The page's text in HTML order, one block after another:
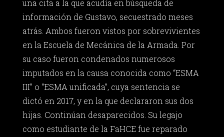
una cita a la que acudía en búsqueda de
información de Gustavo, secuestrado meses
atrás. Ambos fueron vistos por sobrevivientes
en la Escuela de Mecánica de la Armada. Por
su caso fueron condenados numerosos
imputados en la causa conocida como “ESMA
III” o “ESMA unificada”, cuya sentencia se
dictó en 2017, y en la que declararon sus dos
hijas. Continúan desaparecidos. Su legajo
como estudiante de la FaHCE fue reparado